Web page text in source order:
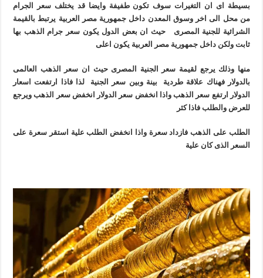
بسيطة اى ان التغيرات سوف تكون طفيفة وايضا قد يختلف سعر الجرام
من محل الى اخر وسوق المعدن داخل جمهورية مصر العربية يرتبط بالقيمة
الشرائية للجنية المصرى حيث ان بعض الدول يكون سعر جرام الذهب بها
ثابت ولكن داخل جمهورية مصر العربية يكون اعلى
منها وذلك يرجع لقيمة سعر الجنية المصرى حيث ان سعر الذهب العالمى
بالدولار فهناك علاقة طردية بينة وبين سعر الجنية لذا فاذا ارتفعت اسعار
الدولار ارتفع سعر الذهب واذا انخفض سعر الدولار انخفض سعر الذهب ويرجع
للعرض والطلب فاذا كثر
الطلب على الذهب فازداد سعرة واذا انخفض الطلب علية استقر سعرة على
السعر الذى كان علية